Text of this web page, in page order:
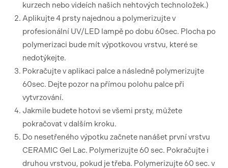
kurzech nebo videích našich nehtových technoložek.)
Aplikujte 4 prsty najednou a polymerizujte v
profesionální UV/LED lampě po dobu 60sec. Plocha po
polymerizaci bude mít výpotkovou vrstvu, které se
nedotýkejte.
Pokračujte v aplikaci palce a následně polymerizujte
60sec. Dejte pozor na přímou polohu palce při
vytvrzování.
Jakmile budete hotovi se všemi prsty, můžete
pokračovat v dalším kroku.
Do nesetřeného výpotku začnete nanášet první vrstvu
CERAMIC Gel Lac. Polymerizujte 60 sec. Pokračujte i
druhou vrstvou, pokud je třeba. Polymerizujte 60 sec. v